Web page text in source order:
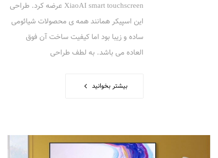
XiaoAI smart touchscreen عرضه کرد. طراحی
این اسپیکر همانند همه ی محصولات شیائومی
ساده و زیبا بود اما کیفیت ساخت آن فوق
العاده می باشد. به لطف طراحی
بیشتر بخوانید